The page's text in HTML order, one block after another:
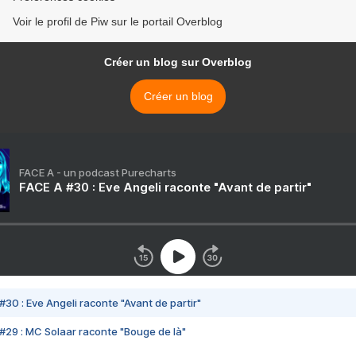
Voir le profil de Piw sur le portail Overblog
Créer un blog sur Overblog
Créer un blog
FACE A - un podcast Purecharts
FACE A #30 : Eve Angeli raconte "Avant de partir"
#30 : Eve Angeli raconte "Avant de partir"
#29 : MC Solaar raconte "Bouge de là"